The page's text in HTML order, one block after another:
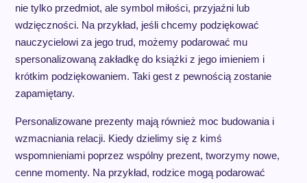
nie tylko przedmiot, ale symbol miłości, przyjaźni lub
wdzięczności. Na przykład, jeśli chcemy podziękować
nauczycielowi za jego trud, możemy podarować mu
spersonalizowaną zakładkę do książki z jego imieniem i
krótkim podziękowaniem. Taki gest z pewnością zostanie
zapamiętany.
Personalizowane prezenty mają również moc budowania i
wzmacniania relacji. Kiedy dzielimy się z kimś
wspomnieniami poprzez wspólny prezent, tworzymy nowe,
cenne momenty. Na przykład, rodzice mogą podarować